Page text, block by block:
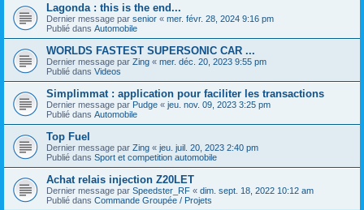
Lagonda : this is the end...
Dernier message par senior « mer. févr. 28, 2024 9:16 pm
Publié dans Automobile
WORLDS FASTEST SUPERSONIC CAR ...
Dernier message par Zing « mer. déc. 20, 2023 9:55 pm
Publié dans Videos
Simplimmat : application pour faciliter les transactions
Dernier message par Pudge « jeu. nov. 09, 2023 3:25 pm
Publié dans Automobile
Top Fuel
Dernier message par Zing « jeu. juil. 20, 2023 2:40 pm
Publié dans Sport et competition automobile
Achat relais injection Z20LET
Dernier message par Speedster_RF « dim. sept. 18, 2022 10:12 am
Publié dans Commande Groupée / Projets